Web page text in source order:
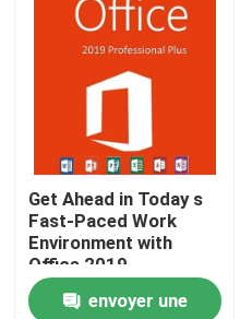
À la maison
Produits
Get Ahead in Today s
Fast-Paced Work
Environment with
Office 2019
Professional Plus
envoyer une